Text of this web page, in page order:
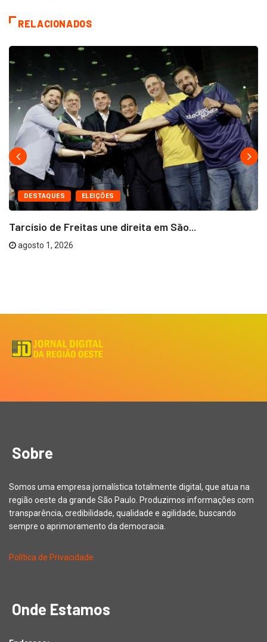
RELACIONADOS
DESTAQUES ELEIÇÕES
Tarcísio de Freitas une direita em São...
agosto 1, 2026
Sobre
Somos uma empresa jornalística totalmente digital, que atua na
região oeste da grande São Paulo. Produzimos informações com
transparência, credibilidade, qualidade e agilidade, buscando
sempre o aprimoramento da democracia.
Política de Privacidade
Onde Estamos